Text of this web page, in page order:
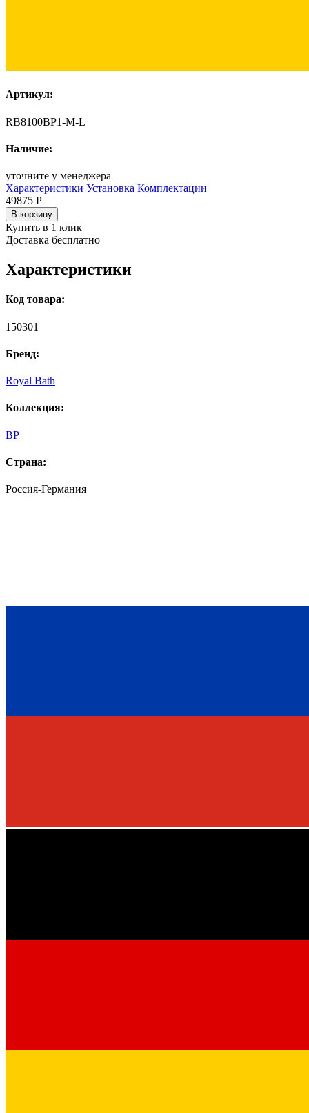
Артикул:
RB8100BP1-M-L
Наличие:
уточните у менеджера
Характеристики Установка Комплектации
49875 Р
В корзину
Купить в 1 клик
Доставка бесплатно
Характеристики
Код товара:
150301
Бренд:
Royal Bath
Коллекция:
BP
Страна:
Россия-Германия